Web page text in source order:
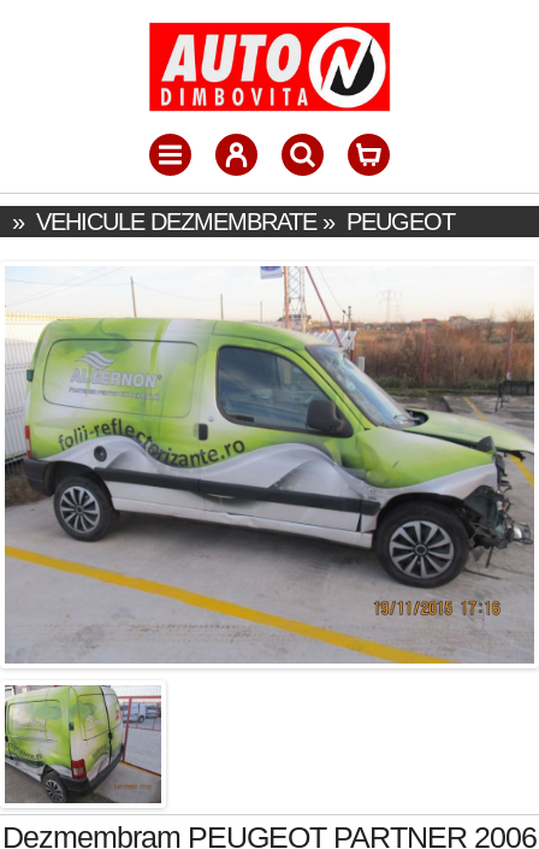
» VEHICULE DEZMEMBRATE» PEUGEOT
Dezmembram PEUGEOT PARTNER 2006